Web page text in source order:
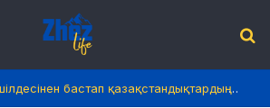
2026 жылдың 1 шілдесінен бастап қазақстандықтардың өмірінде не өзгереді?